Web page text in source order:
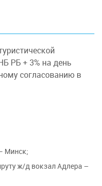
РБ + 3% на день
согласованию в
Минск;
ж/д вокзал Адлера –